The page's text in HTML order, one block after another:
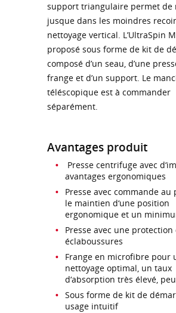
support triangulaire permet de
jusque dans les moindres
nettoyage vertical. L’UltraSpin
proposé sous forme de kit de
composé d’un seau, d’une
frange et d’un support. Le
téléscopique est à commander
séparément.
Avantages produit
Presse centrifuge avec
avantages ergonomiques
Presse avec commande
le maintien d‘une position
ergonomique et un
Presse avec une protection
éclaboussures
Frange en microfibre pour
nettoyage optimal, un taux
d‘absorption très élevé,
Sous forme de kit de
usage intuitif